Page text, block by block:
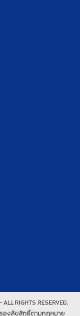
RIGHTS RESERVED.
รองลิขสิทธิ์ตามกฎหมาย